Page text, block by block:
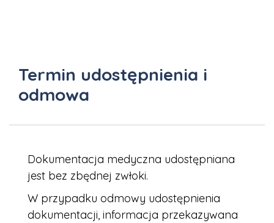
Termin udostępnienia i
odmowa
Dokumentacja medyczna udostępniana
jest bez zbędnej zwłoki.
W przypadku odmowy udostępnienia
dokumentacji, informacja przekazywana